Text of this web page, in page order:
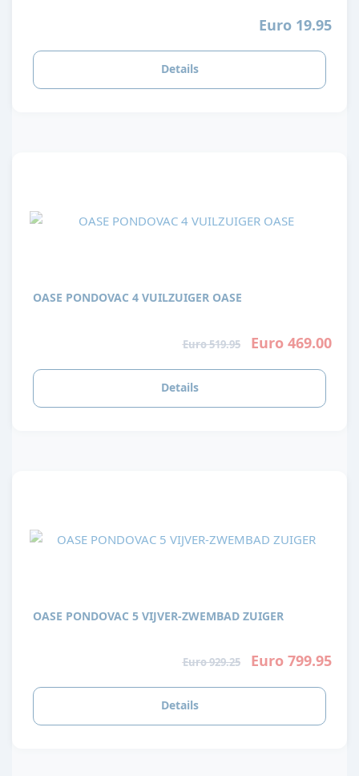
Euro 19.95
Details
OASE PONDOVAC 4 VUILZUIGER OASE
Euro 519.95 Euro 469.00
Details
OASE PONDOVAC 5 VIJVER-ZWEMBAD ZUIGER
Euro 929.25 Euro 799.95
Details